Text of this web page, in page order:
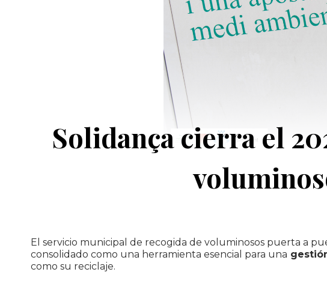
Solidança cierra el
El servicio municipal de recogida de voluminosos puerta a
consolidado como una herramienta esencial para una
como su reciclaje.